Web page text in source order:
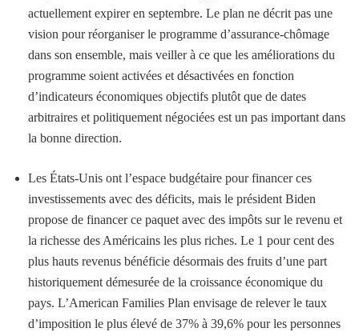
actuellement expirer en septembre. Le plan ne décrit pas une
vision pour réorganiser le programme d’assurance-chômage
dans son ensemble, mais veiller à ce que les améliorations du
programme soient activées et désactivées en fonction
d’indicateurs économiques objectifs plutôt que de dates
arbitraires et politiquement négociées est un pas important dans
la bonne direction.
Les États-Unis ont l’espace budgétaire pour financer ces
investissements avec des déficits, mais le président Biden
propose de financer ce paquet avec des impôts sur le revenu et
la richesse des Américains les plus riches. Le 1 pour cent des
plus hauts revenus bénéficie désormais des fruits d’une part
historiquement démesurée de la croissance économique du
pays. L’American Families Plan envisage de relever le taux
d’imposition le plus élevé de 37% à 39,6% pour les personnes